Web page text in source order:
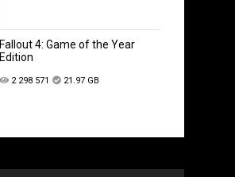
Fallout 4: Game of the Year
Edition
2 298 571 21.97 GB